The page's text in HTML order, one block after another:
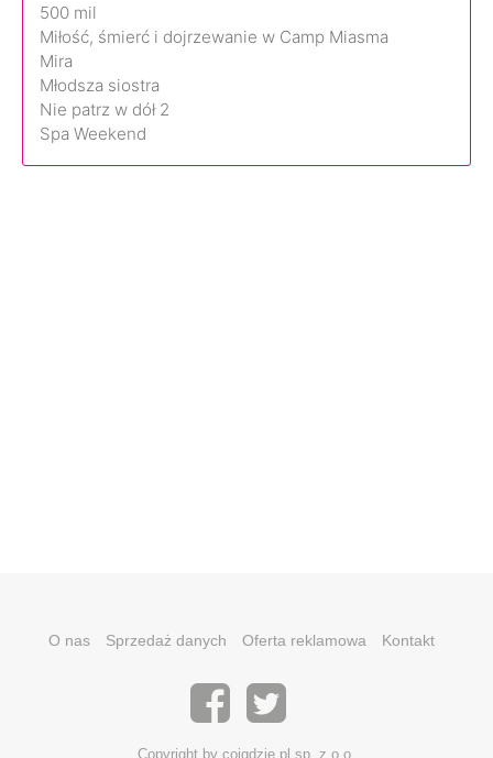
500 mil
Miłość, śmierć i dojrzewanie w Camp Miasma
Mira
Młodsza siostra
Nie patrz w dół 2
Spa Weekend
O nas Sprzedaż danych Oferta reklamowa Kontakt
Copyright by coigdzie.pl sp. z o.o.